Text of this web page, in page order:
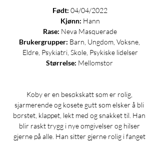
Født: 04/04/2022
Kjønn: Hann
Rase: Neva Masquerade
Brukergrupper: Barn, Ungdom, Voksne,
Eldre, Psykiatri, Skole, Psykiske lidelser
Størrelse: Mellomstor ​
Koby er en besøkskatt som er rolig,
sjarmerende og kosete gutt som elsker å bli
børstet, klappet, lekt med og snakket til. Han
blir raskt trygg i nye omgivelser og hilser
gjerne på alle. Han sitter gjerne rolig i fanget